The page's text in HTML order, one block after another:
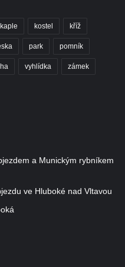
kaple kostel kříž
park pomník
vyhlídka zámek
a Munickým rybníkem
ve Hluboké nad Vltavou